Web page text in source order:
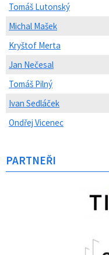
Tomáš Lutonský
Michal Mašek
Kryštof Merta
Jan Nečesal
Tomáš Pilný
Ivan Sedláček
Ondřej Vicenec
PARTNEŘI